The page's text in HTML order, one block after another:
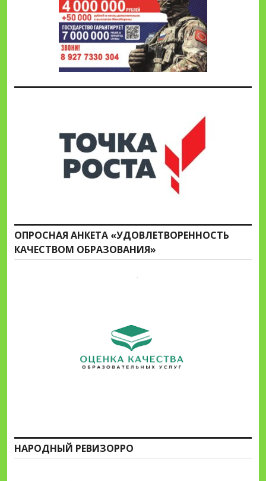
ОПРОСНАЯ АНКЕТА «УДОВЛЕТВОРЕННОСТЬ
КАЧЕСТВОМ ОБРАЗОВАНИЯ»
НАРОДНЫЙ РЕВИЗОРРО